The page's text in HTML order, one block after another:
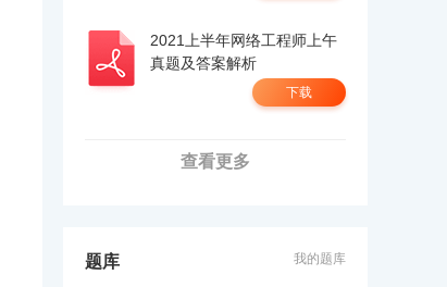
2021上半年网络工程师上午
真题及答案解析
下载
查看更多
题库 我的题库